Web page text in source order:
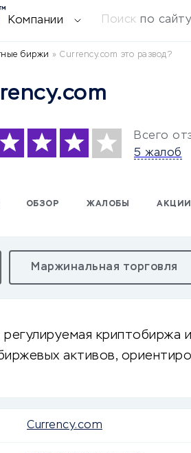
Компании Поиск по
биржи » Currency.com это развод?
Всего
5 жалоб
ОБЗОР ЖАЛОБЫ АКЦИИ
Маржинальная торговля
криптобиржа
активов,
Currency.com